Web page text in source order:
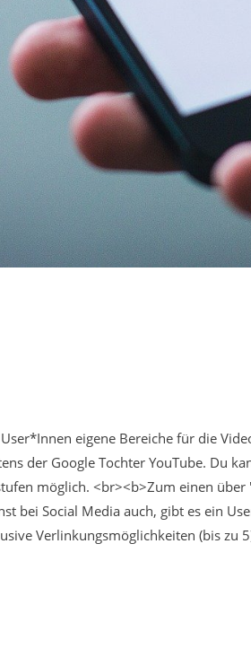
eigene Bereiche für die
der Google Tochter YouTube. Du
möglich. <br><b>Zum einen
bei Social Media auch, gibt es ein
Verlinkungsmöglichkeiten (bis zu